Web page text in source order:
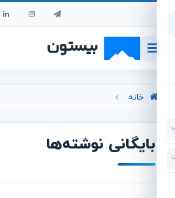
خانه
بایگانی نوشته‌ها